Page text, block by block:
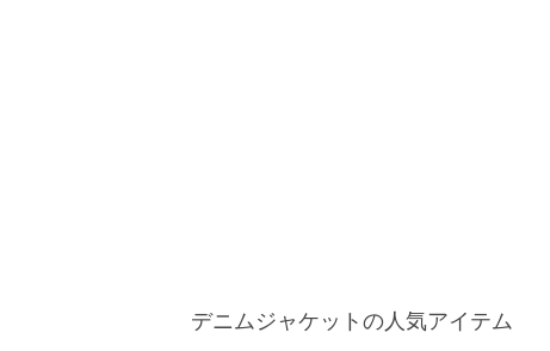
デニムジャケットの人気アイテム